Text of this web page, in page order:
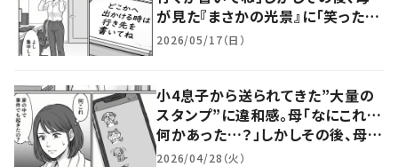
が見た『まさかの光景』に「笑ったｗ
ｗ」「これは安心」
2026/05/17（日）
小4息子から送られてきた”大量の
スタンプ”に違和感。母「なにこれ…
何かあった…？」しかしその後、母が
目撃したまさかの光景に「策士」「笑
2026/04/28（火）